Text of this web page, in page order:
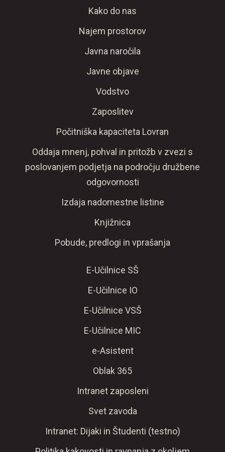
Kako do nas
Najem prostorov
Javna naročila
Javne objave
Vodstvo
Zaposlitev
Počitniška kapaciteta Lovran
Oddaja mnenj, pohval in pritožb v zvezi s
poslovanjem podjetja na področju družbene
odgovornosti
Izdaja nadomestne listine
Knjižnica
Pobude, predlogi in vprašanja
E-Učilnice SŠ
E-Učilnice IO
E-Učilnice VSŠ
E-Učilnice MIC
e-Asistent
Oblak 365
Intranet zaposleni
Svet zavoda
Intranet: Dijaki in Študenti (testno)